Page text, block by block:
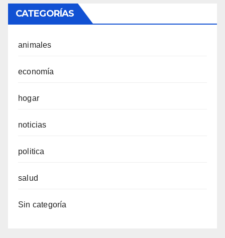
CATEGORÍAS
animales
economía
hogar
noticias
politica
salud
Sin categoría